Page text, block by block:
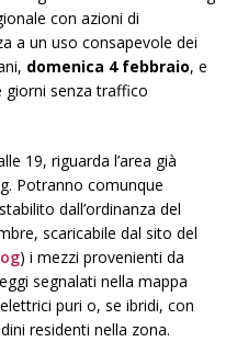
con azioni di
a un uso consapevole dei
domenica 4 febbraio, e
giorni senza traffico
19, riguarda l’area già
Potranno comunque
dall’ordinanza del
scaricabile dal sito del
) i mezzi provenienti da
segnalati nella mappa
puri o, se ibridi, con
residenti nella zona.